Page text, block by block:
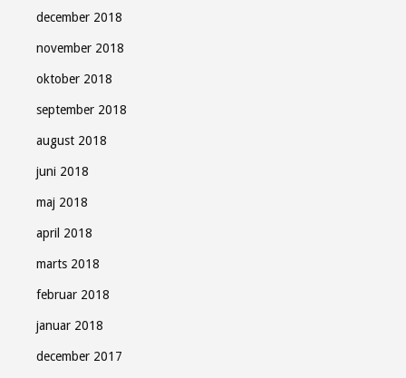
december 2018
november 2018
oktober 2018
september 2018
august 2018
juni 2018
maj 2018
april 2018
marts 2018
februar 2018
januar 2018
december 2017